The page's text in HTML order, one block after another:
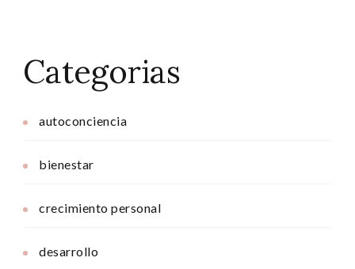
Categorias
autoconciencia
bienestar
crecimiento personal
desarrollo